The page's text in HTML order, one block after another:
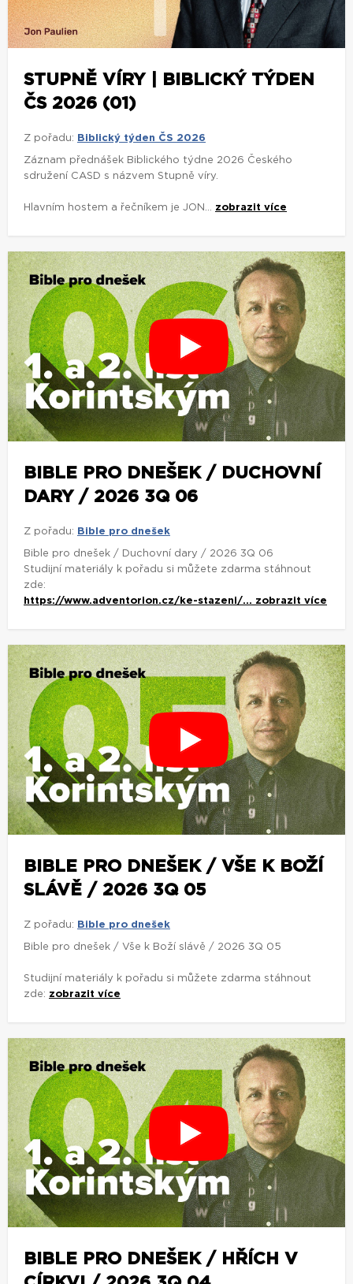
STUPNĚ VÍRY | BIBLICKÝ TÝDEN
ČS 2026 (01)
Z pořadu: Biblický týden ČS 2026
Záznam přednášek Biblického týdne 2026 Českého
sdružení CASD s názvem Stupně víry.
Hlavním hostem a řečníkem je JON... zobrazit více
BIBLE PRO DNEŠEK / DUCHOVNÍ
DARY / 2026 3Q 06
Z pořadu: Bible pro dnešek
Bible pro dnešek / Duchovní dary / 2026 3Q 06
Studijní materiály k pořadu si můžete zdarma stáhnout
zde:
https://www.adventorion.cz/ke-stazeni/... zobrazit více
BIBLE PRO DNEŠEK / VŠE K BOŽÍ
SLÁVĚ / 2026 3Q 05
Z pořadu: Bible pro dnešek
Bible pro dnešek / Vše k Boží slávě / 2026 3Q 05
Studijní materiály k pořadu si můžete zdarma stáhnout
zde: zobrazit více
BIBLE PRO DNEŠEK / HŘÍCH V